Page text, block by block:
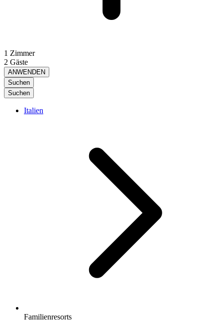
1 Zimmer
2 Gäste
ANWENDEN
Suchen
Suchen
Italien
Familienresorts